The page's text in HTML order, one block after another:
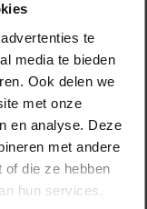
te
media te bieden
Ook delen we
met onze
en analyse. Deze
met andere
die ze hebben
hun services.
opknack.be